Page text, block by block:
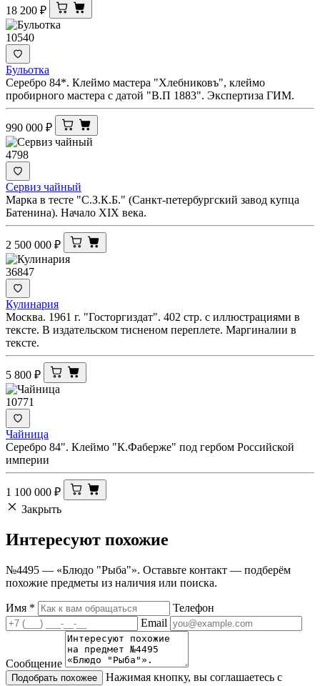
18 200 ₽
10540
Бульотка
Серебро 84*. Клеймо мастера "Хлебниковъ", клеймо
пробирного мастера с датой "В.П 1883". Экспертиза ГИМ.
990 000 ₽
4798
Сервиз чайный
Марка в тесте "С.З.К.Б." (Санкт-петербургский завод купца
Батенина). Начало XIX века.
2 500 000 ₽
36847
Кулинария
Москва. 1961 г. "Госторгиздат". 402 стр. с иллюстрациями в
тексте. В издательском тисненом переплете. Маргиналии в
тексте.
5 800 ₽
10771
Чайница
Серебро 84". Клеймо "К.Фаберже" под гербом Российской
империи
1 100 000 ₽
Закрыть
Интересуют похожие
№4495 — «Блюдо "Рыба"». Оставьте контакт — подберём
похожие предметы из наличия или поиска.
Имя *
Телефон
Email
Сообщение
Подобрать похожее
Нажимая кнопку, вы соглашаетесь с